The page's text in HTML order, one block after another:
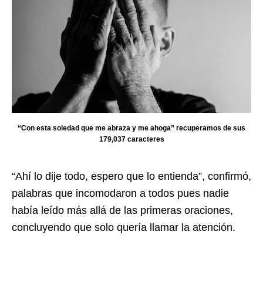
“Con esta soledad que me abraza y me ahoga” recuperamos de sus
179,037 caracteres
“Ahí lo dije todo, espero que lo entienda”, confirmó,
palabras que incomodaron a todos pues nadie
había leído más allá de las primeras oraciones,
concluyendo que solo quería llamar la atención.